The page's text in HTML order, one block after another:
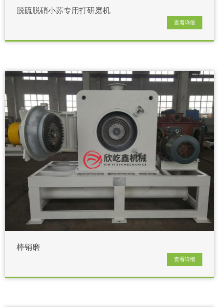
脱硫脱硝小苏专用打研磨机
查看详细
棒销磨
查看详细